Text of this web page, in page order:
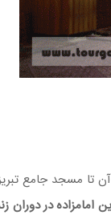
تا مسجد جامع
امامزاده در